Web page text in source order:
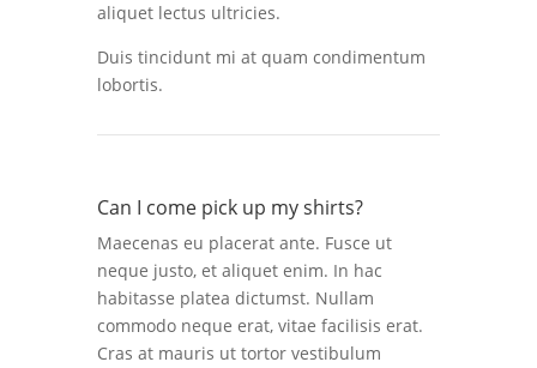
aliquet lectus ultricies.
Duis tincidunt mi at quam condimentum
lobortis.
Can I come pick up my shirts?
Maecenas eu placerat ante. Fusce ut
neque justo, et aliquet enim. In hac
habitasse platea dictumst. Nullam
commodo neque erat, vitae facilisis erat.
Cras at mauris ut tortor vestibulum